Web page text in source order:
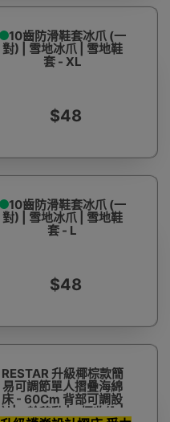
10齒防滑鞋套冰爪 (一
對) | 雪地冰爪 | 雪地鞋
套 - XL
$48
10齒防滑鞋套冰爪 (一
對) | 雪地冰爪 | 雪地鞋
套 - L
$48
RESTAR 升級椰棕款簡
易可調節單人摺疊海綿
床 - 60Cm 背部可調設
計| 8輪移動 | 4摺收納 |